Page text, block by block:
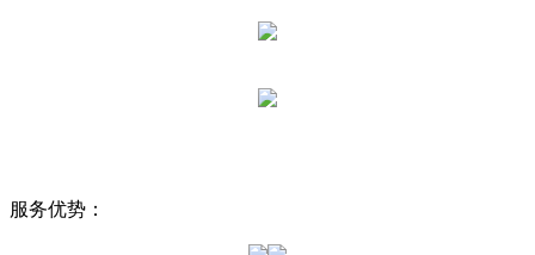
服务优势：